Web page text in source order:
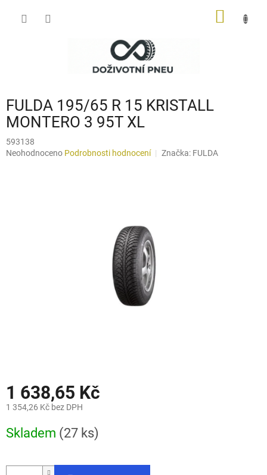
FULDA 195/65 R 15 KRISTALL
MONTERO 3 95T XL
593138
Průměrné
Neohodnoceno Podrobnosti hodnocení Značka: FULDA
1 638,65 Kč
1 354,26 Kč bez DPH
cena:
Skladem (27 ks)